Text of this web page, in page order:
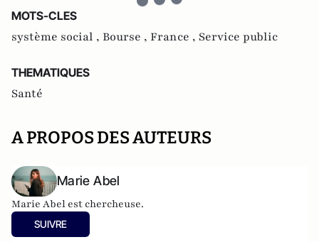
MOTS-CLES
système social , Bourse , France , Service public
THEMATIQUES
Santé
A PROPOS DES AUTEURS
Marie Abel
Marie Abel est chercheuse.
SUIVRE